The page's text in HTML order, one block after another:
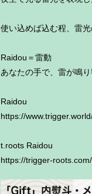
使い込めば込む程、雷
Raidou＝雷動
あなたの手で、雷が鳴
Raidou
https://
t.roots Raidou
https://trigger-